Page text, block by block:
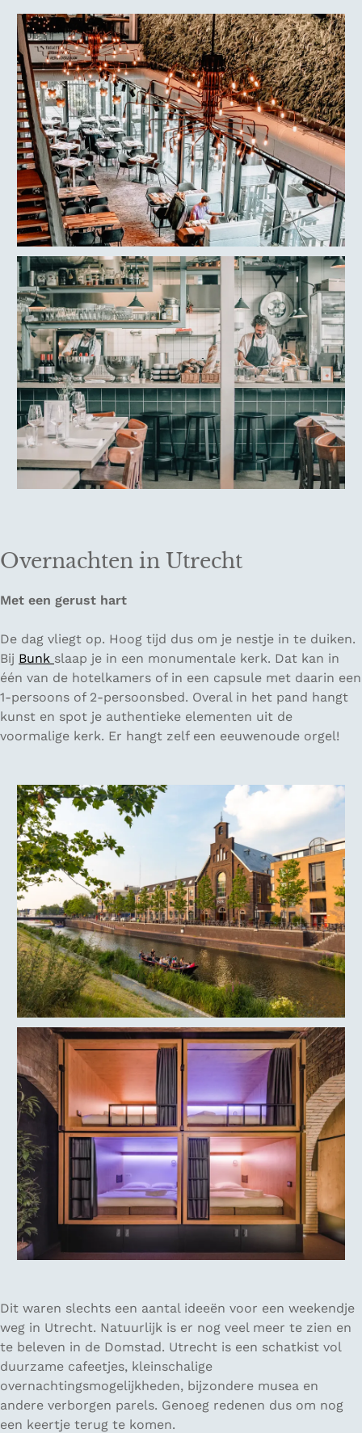
Overnachten in Utrecht
Met een gerust hart
De dag vliegt op. Hoog tijd dus om je nestje in te duiken.
Bij Bunk slaap je in een monumentale kerk. Dat kan in
één van de hotelkamers of in een capsule met daarin een
1-persoons of 2-persoonsbed. Overal in het pand hangt
kunst en spot je authentieke elementen uit de
voormalige kerk. Er hangt zelf een eeuwenoude orgel!
Dit waren slechts een aantal ideeën voor een weekendje
weg in Utrecht. Natuurlijk is er nog veel meer te zien en
te beleven in de Domstad. Utrecht is een schatkist vol
duurzame cafeetjes, kleinschalige
overnachtingsmogelijkheden, bijzondere musea en
andere verborgen parels. Genoeg redenen dus om nog
een keertje terug te komen.